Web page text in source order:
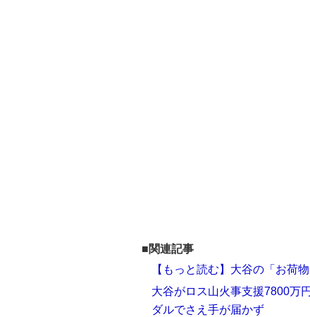
■関連記事
【もっと読む】大谷の「お荷
大谷がロス山火事支援7800万
ダルでさえ手が届かず